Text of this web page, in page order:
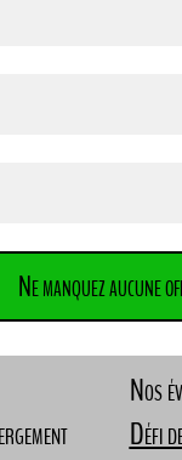
Ne manquez aucune
Nos
Défi